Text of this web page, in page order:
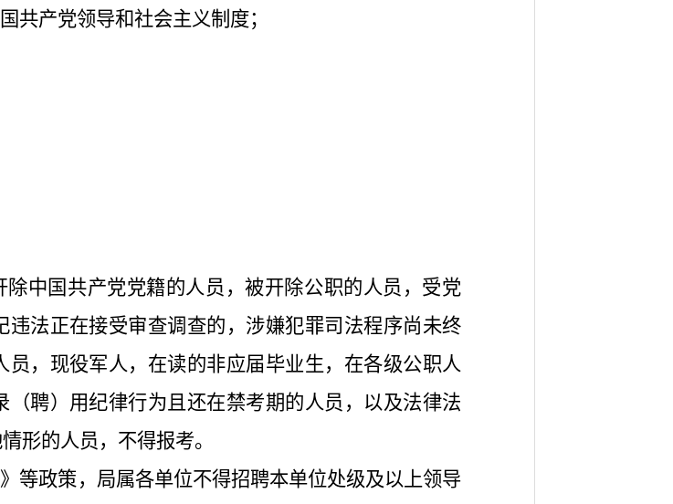
共产党领导和社会主义制度；
中国共产党党籍的人员，被开除公职的人员，受党
法正在接受审查调查的，涉嫌犯罪司法程序尚未终
，现役军人，在读的非应届毕业生，在各级公职人
聘）用纪律行为且还在禁考期的人员，以及法律法
形的人员，不得报考。
等政策，局属各单位不得招聘本单位处级及以上领导